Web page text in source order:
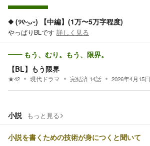
◆ (୨୧ᵕ̤ᴗᵕ̤) 【中編】(1万〜5万字程度)
やっぱりBLです 詳しく見る
—— もう、むり。もう、限界。
【BL】もう限界
★42 現代ドラマ 完結済 14話 2026年4月15日
小説 もっと見る
小説を書くための技術が身につくと聞いて